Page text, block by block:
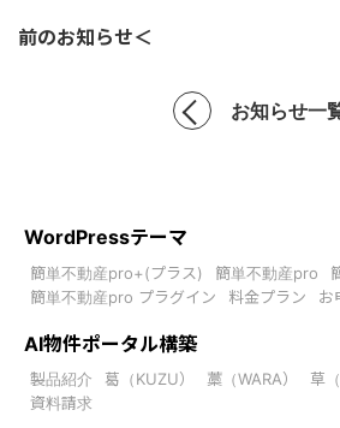
前のお知らせ＜
お知らせ一
WordPressテーマ
簡単不動産pro+(プラス) 簡単不動産pro
簡単不動産pro プラグイン
料金プラン お
AI物件ポータル構築
製品紹介 葛（KUZU） 藁（WARA） 草
資料請求